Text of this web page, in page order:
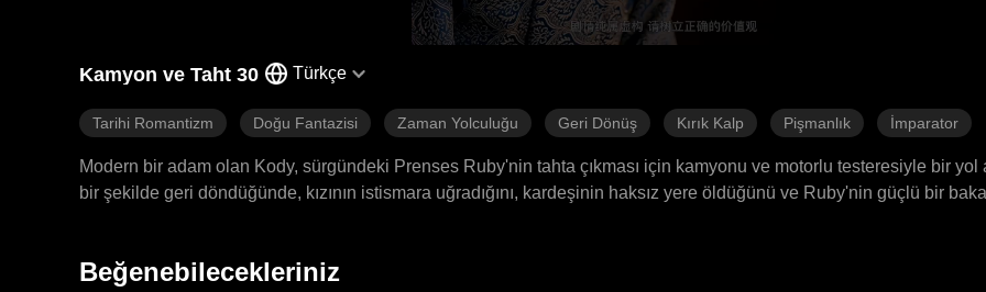
Kamyon ve Taht 30 Türkçe
Tarihi Romantizm Doğu Fantazisi Zaman Yolculuğu Geri Dönüş Kırık Kalp Pişmanlık İmparator
Modern bir adam olan Kody, sürgündeki Prenses Ruby'nin tahta çıkması için kamyonu ve motorlu testeresiyle bir yol
bir şekilde geri döndüğünde, kızının istismara uğradığını, kardeşinin haksız yere öldüğünü ve Ruby'nin güçlü bir
oyun olduğundan habersizdi.
Beğenebilecekleriniz